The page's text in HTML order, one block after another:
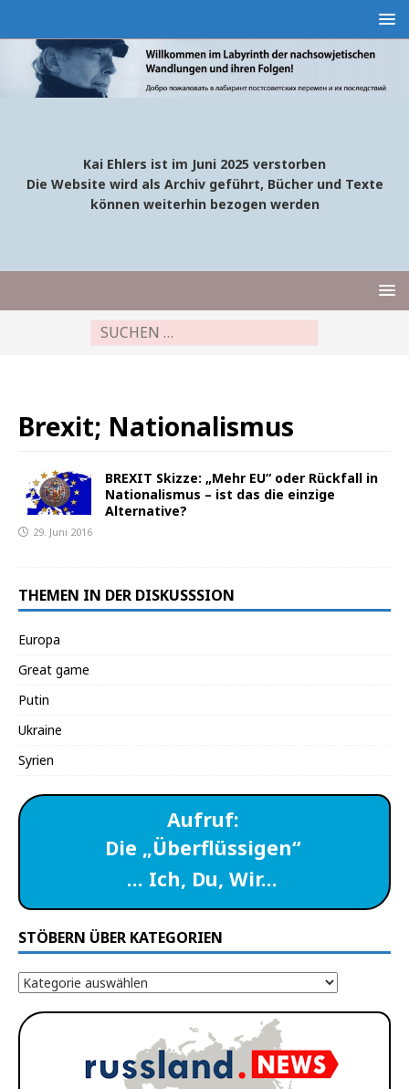
Kai Ehlers ist im Juni 2025 verstorben
Die Website wird als Archiv geführt, Bücher und Texte
können weiterhin bezogen werden
Brexit; Nationalismus
BREXIT Skizze: „Mehr EU“ oder Rückfall in
Nationalismus – ist das die einzige
Alternative?
29. Juni 2016
THEMEN IN DER DISKUSSSION
Europa
Great game
Putin
Ukraine
Syrien
Aufruf:
Die „Überflüssigen“
… Ich, Du, Wir…
STÖBERN ÜBER KATEGORIEN